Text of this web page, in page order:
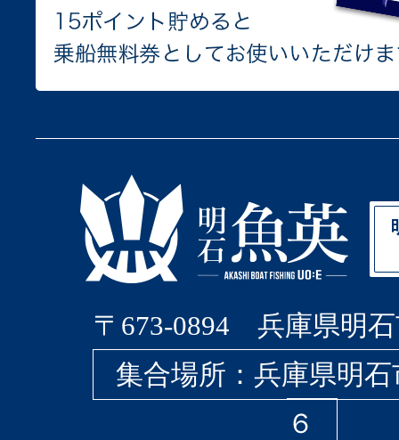
〒673-0894 兵庫県明石
集合場所：兵庫県明
６